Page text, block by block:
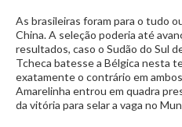
As brasileiras foram para o tudo
China. A seleção poderia até
resultados, caso o Sudão do Sul
Tcheca batesse a Bélgica nesta
exatamente o contrário em
Amarelinha entrou em quadra
da vitória para selar a vaga no